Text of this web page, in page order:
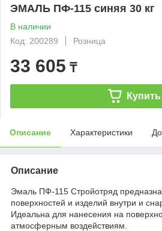
ЭМАЛЬ ПФ-115 синяя 30 кг
В наличии
Код: 200289
Розница
33 605 ₸
Купить
Описание Характеристики
Описание
Эмаль ПФ-115 Стройотряд
поверхностей и изделий внутри и
Идеальна для нанесения на
атмосферным воздействиям.